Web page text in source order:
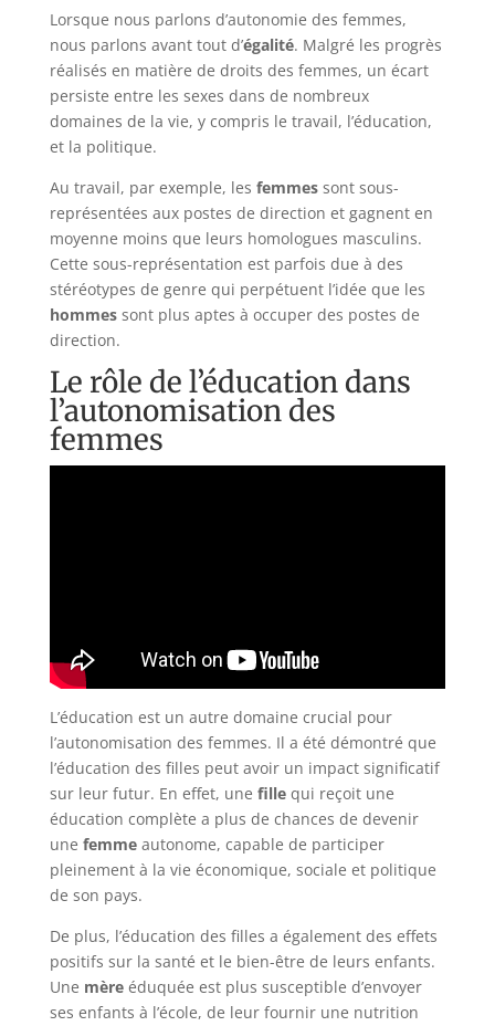
Lorsque nous parlons d’autonomie des femmes,
nous parlons avant tout d’égalité. Malgré les progrès
réalisés en matière de droits des femmes, un écart
persiste entre les sexes dans de nombreux
domaines de la vie, y compris le travail, l’éducation,
et la politique.
Au travail, par exemple, les femmessont sous-
représentées aux postes de direction et gagnent en
moyenne moins que leurs homologues masculins.
Cette sous-représentation est parfois due à des
stéréotypes de genre qui perpétuent l’idée que les
hommessont plus aptes à occuper des postes de
direction.
Le rôle de l’éducation dans
l’autonomisation des
femmes
L’éducation est un autre domaine crucial pour
l’autonomisation des femmes. Il a été démontré que
l’éducation des filles peut avoir un impact significatif
sur leur futur. En effet, une fillequi reçoit une
éducation complète a plus de chances de devenir
une femmeautonome, capable de participer
pleinement à la vie économique, sociale et politique
de son pays.
De plus, l’éducation des filles a également des effets
positifs sur la santé et le bien-être de leurs enfants.
Une mèreéduquée est plus susceptible d’envoyer
ses enfants à l’école, de leur fournir une nutrition